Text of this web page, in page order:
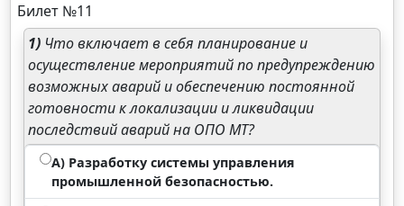
Билет №11
1) Что включает в себя планирование и
осуществление мероприятий по предупреждению
возможных аварий и обеспечению постоянной
готовности к локализации и ликвидации
последствий аварий на ОПО МТ?
А) Разработку системы управления
промышленной безопасностью.